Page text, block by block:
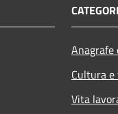
Cultura
Vita